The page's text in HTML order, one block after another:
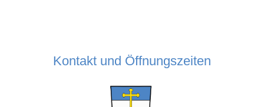
Kontakt und Öffnungszeiten